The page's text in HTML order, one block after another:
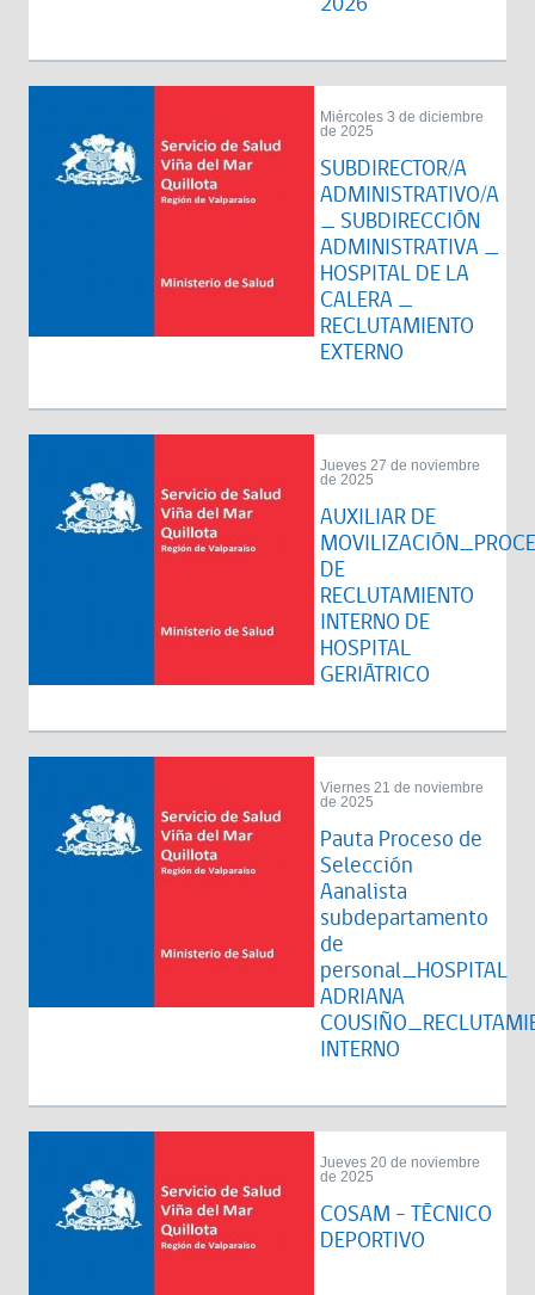
Miércoles 3 de diciembre
de 2025
SUBDIRECTOR/A
ADMINISTRATIVO/A
_ SUBDIRECCIÓN
ADMINISTRATIVA _
HOSPITAL DE LA
CALERA _
RECLUTAMIENTO
EXTERNO
Jueves 27 de noviembre
de 2025
AUXILIAR DE
DE
RECLUTAMIENTO
INTERNO DE
HOSPITAL
GERIÁTRICO
Viernes 21 de noviembre
de 2025
Pauta Proceso de
Selección
Aanalista
subdepartamento
de
personal_HOSPITAL
ADRIANA
INTERNO
Jueves 20 de noviembre
de 2025
COSAM – TÉCNICO
DEPORTIVO